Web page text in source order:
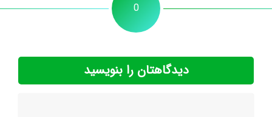
0
دیدگاهتان را بنویسید